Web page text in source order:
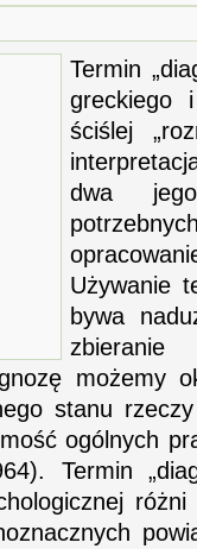
Termin
greckiego i
ściślej
dwa
Używanie
bywa
możemy
stanu
ogólnych
Termin